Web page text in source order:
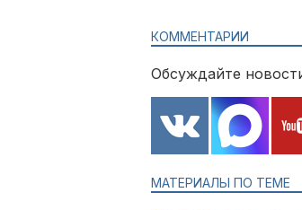
КОММЕНТАРИИ
Обсуждайте
МАТЕРИАЛЫ ПО ТЕМЕ